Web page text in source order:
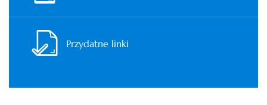
Przydatne linki